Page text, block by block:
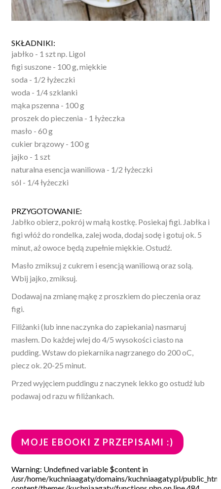
SKŁADNIKI:
jabłko - 1 szt np. Ligol
figi suszone - 100 g, miękkie
soda - 1/2 łyżeczki
woda - 1/4 szklanki
mąka pszenna - 100 g
proszek do pieczenia - 1 łyżeczka
masło - 60 g
cukier brązowy - 100 g
jajko - 1 szt
naturalna esencja waniliowa - 1/2 łyżeczki
sól - 1/4 łyżeczki
PRZYGOTOWANIE:
Jabłko obierz, pokrój w małą kostkę. Posiekaj figi. Jabłka i
figi włóż do rondelka, zalej woda, dodaj sodę i gotuj ok. 5
minut, aż owoce będą zupełnie miękkie. Ostudź.
Masło zmiksuj z cukrem i esencją waniliową oraz solą.
Wbij jajko, zmiksuj.
Dodawaj na zmianę mąkę z proszkiem do pieczenia oraz
figi.
Filiżanki (lub inne naczynka do zapiekania) nasmaruj
masłem. Do każdej wlej do 4/5 wysokości ciasto na
pudding. Wstaw do piekarnika nagrzanego do 200 oC,
piecz ok. 20-25 minut.
Przed wyjęciem puddingu z naczynek lekko go ostudź lub
podawaj od razu w filiżankach.
MOJE EBOOKI Z PRZEPISAMI :)
Warning: Undefined variable $content in
/usr/home/kuchniaagaty/domains/kuchniaagaty.pl/